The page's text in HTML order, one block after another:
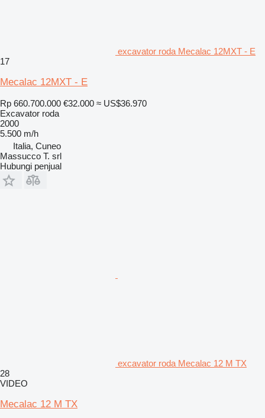
excavator roda Mecalac 12MXT - E
17
Mecalac 12MXT - E
Rp 660.700.000 €32.000 ≈ US$36.970
Excavator roda
2000
5.500 m/h
Italia, Cuneo
Massucco T. srl
Hubungi penjual
excavator roda Mecalac 12 M TX
28
VIDEO
Mecalac 12 M TX